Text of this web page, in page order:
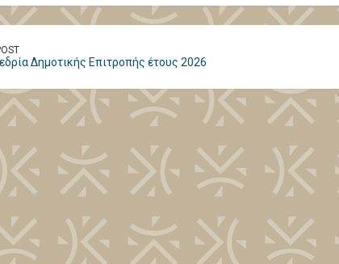
Δημοτικής Επιτροπής έτους 2026